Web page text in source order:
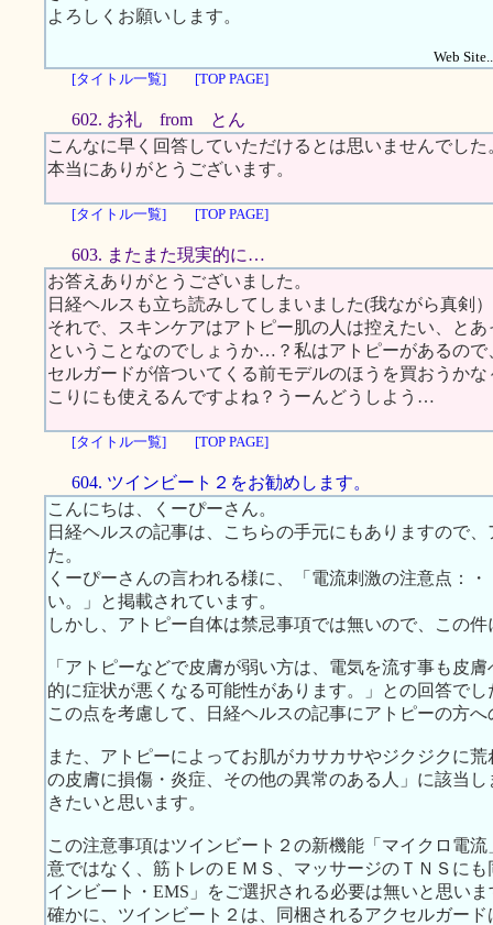
よろしくお願いします。
Web Site..
[タイトル一覧]
[TOP PAGE]
602. お礼 from とん
こんなに早く回答していただけるとは思いませんでした
本当にありがとうございます。
[タイトル一覧] [TOP PAGE]
603. またまた現実的に…
お答えありがとうございました。
日経ヘルスも立ち読みしてしまいました(我ながら真剣）
それで、スキンケアはアトピー肌の人は控えたい、と
ということなのでしょうか…？私はアトピーがあるの
セルガードが倍ついてくる前モデルのほうを買おうか
こりにも使えるんですよね？うーんどうしよう…
[タイトル一覧] [TOP PAGE]
604. ツインビート２をお勧めします。
こんにちは、くーぴーさん。
日経ヘルスの記事は、こちらの手元にもありますので
た。
くーぴーさんの言われる様に、「電流刺激の注意点：
い。」と掲載されています。
しかし、アトピー自体は禁忌事項では無いので、この
「アトピーなどで皮膚が弱い方は、電気を流す事も皮
的に症状が悪くなる可能性があります。」との回答でし
この点を考慮して、日経ヘルスの記事にアトピーの方
また、アトピーによってお肌がカサカサやジクジクに
の皮膚に損傷・炎症、その他の異常のある人」に該当
きたいと思います。
この注意事項はツインビート２の新機能「マイクロ電
意ではなく、筋トレのＥＭＳ、マッサージのＴＮＳに
インビート・EMS」をご選択される必要は無いと思いま
確かに、ツインビート２は、同梱されるアクセルガー